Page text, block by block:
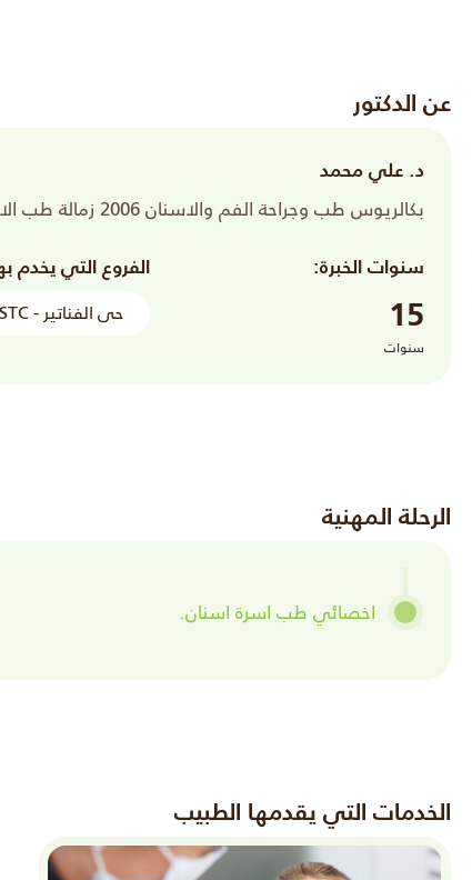
عن الدكتور
د. علي محمد
بكالريوس طب وجراحة الفم والاسنان 2006 زمالة طب الاسنان
سنوات الخبرة:
15
سنوات
الفروع التي يخدم
حى الفناتير - STC رام الجبيل الصناعية - بالقرب من
الرحلة المهنية
اخصائي طب اسرة اسنان.
الخدمات التي يقدمها الطبيب